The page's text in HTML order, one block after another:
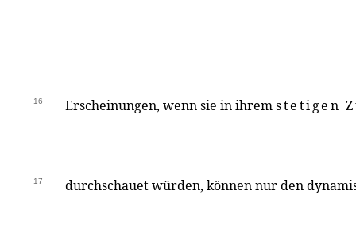
16 Erscheinungen, wenn sie in ihremstetigen
17 durchschauet würden, können nur den